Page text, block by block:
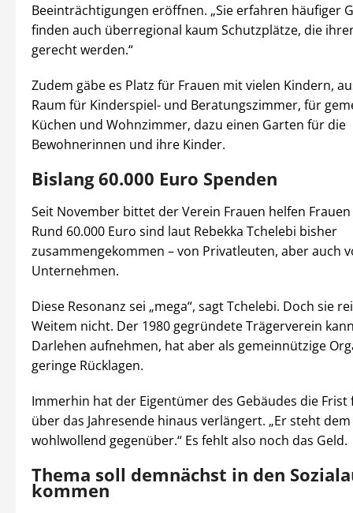
Beeinträchtigungen eröffnen. „Sie erfahren häufiger
finden auch überregional kaum Schutzplätze, die
gerecht werden.“
Zudem gäbe es Platz für Frauen mit vielen Kindern,
Raum für Kinderspiel- und Beratungszimmer, für
Küchen und Wohnzimmer, dazu einen Garten für die
Bewohnerinnen und ihre Kinder.
Bislang 60.000 Euro Spenden
Seit November bittet der Verein Frauen helfen
Rund 60.000 Euro sind laut Rebekka Tchelebi bisher
zusammengekommen – von Privatleuten, aber auch
Unternehmen.
Diese Resonanz sei „mega“, sagt Tchelebi. Doch sie
Weitem nicht. Der 1980 gegründete Trägerverein
Darlehen aufnehmen, hat aber als gemeinnützige
geringe Rücklagen.
Immerhin hat der Eigentümer des Gebäudes die Frist
über das Jahresende hinaus verlängert. „Er steht
wohlwollend gegenüber.“ Es fehlt also noch das Geld.
Thema soll demnächst in den
kommen